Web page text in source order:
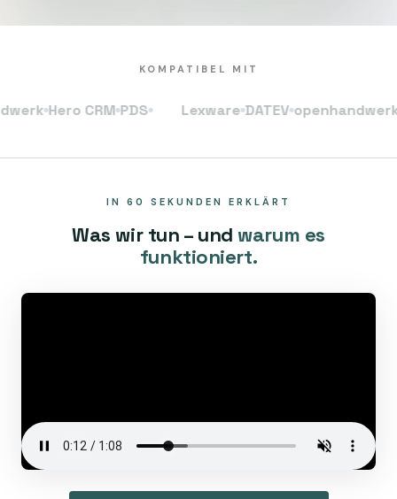
KOMPATIBEL MIT
Hero CRM PDS Lexware DATEV openhandwerk
IN 60 SEKUNDEN ERKLÄRT
Was wir tun – und warum es
funktioniert.